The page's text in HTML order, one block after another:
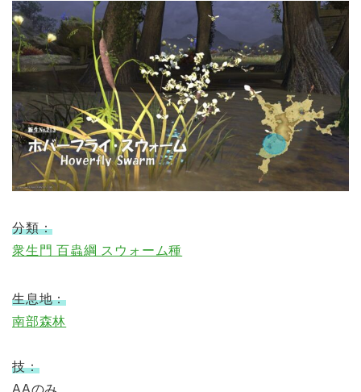
分類：
衆生門 百蟲綱 スウォーム種
生息地：
南部森林
技：
AAのみ